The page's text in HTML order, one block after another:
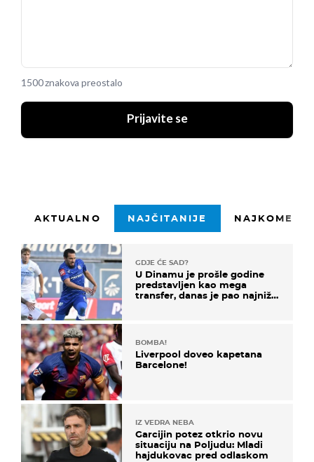
1500 znakova preostalo
Prijavite se
AKTUALNO NAJČITANIJE
GDJE ĆE SAD?
U Dinamu je prošle godine
predstavljen kao mega
transfer, danas je pao najniže
BOMBA!
Liverpool doveo kapetana
Barcelone!
IZ VEDRA NEBA
Garcijin potez otkrio novu
situaciju na Poljudu: Mladi
hajdukovac pred odlaskom